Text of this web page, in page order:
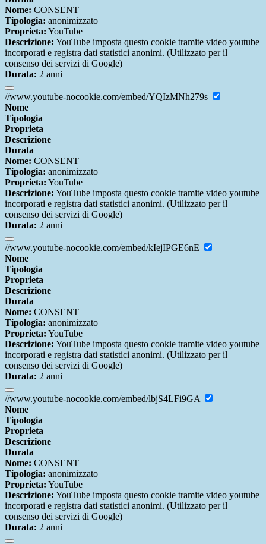
Nome: CONSENT
Tipologia: anonimizzato
Proprieta: YouTube
Descrizione: YouTube imposta questo cookie tramite video youtube
incorporati e registra dati statistici anonimi. (Utilizzato per il
consenso dei servizi di Google)
Durata: 2 anni
//www.youtube-nocookie.com/embed/YQIzMNh279s
Nome
Tipologia
Proprieta
Descrizione
Durata
Nome: CONSENT
Tipologia: anonimizzato
Proprieta: YouTube
Descrizione: YouTube imposta questo cookie tramite video youtube
incorporati e registra dati statistici anonimi. (Utilizzato per il
consenso dei servizi di Google)
Durata: 2 anni
//www.youtube-nocookie.com/embed/kIejIPGE6nE
Nome
Tipologia
Proprieta
Descrizione
Durata
Nome: CONSENT
Tipologia: anonimizzato
Proprieta: YouTube
Descrizione: YouTube imposta questo cookie tramite video youtube
incorporati e registra dati statistici anonimi. (Utilizzato per il
consenso dei servizi di Google)
Durata: 2 anni
//www.youtube-nocookie.com/embed/lbjS4LFi9GA
Nome
Tipologia
Proprieta
Descrizione
Durata
Nome: CONSENT
Tipologia: anonimizzato
Proprieta: YouTube
Descrizione: YouTube imposta questo cookie tramite video youtube
incorporati e registra dati statistici anonimi. (Utilizzato per il
consenso dei servizi di Google)
Durata: 2 anni